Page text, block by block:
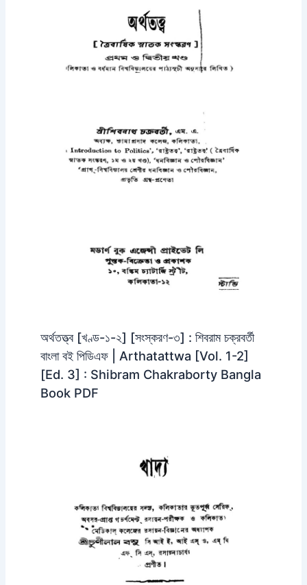
অর্থতত্ত্ব [খণ্ড-১-২] [সংস্করণ-৩] : শিবরাম চক্রবর্তী
বাংলা বই পিডিএফ | Arthatattwa [Vol. 1-2]
[Ed. 3] : Shibram Chakraborty Bangla
Book PDF